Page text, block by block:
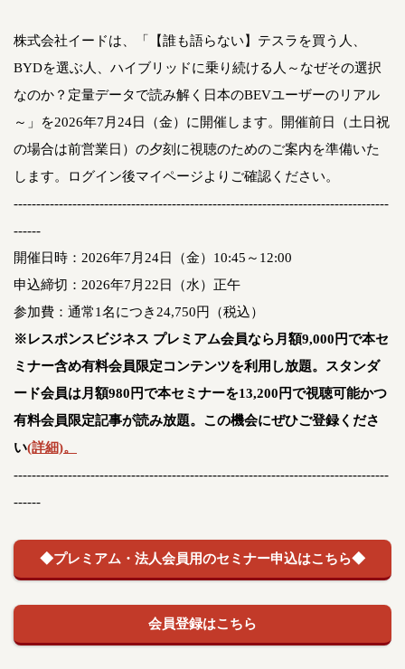
株式会社イードは、「【誰も語らない】テスラを買う人、
BYDを選ぶ人、ハイブリッドに乗り続ける人～なぜその選択
なのか？定量データで読み解く日本のBEVユーザーのリアル
～」を2026年7月24日（金）に開催します。開催前日（土日祝
の場合は前営業日）の夕刻に視聴のためのご案内を準備いた
します。ログイン後マイページよりご確認ください。
-----------------------------------------------------------------------------------
------
開催日時：2026年7月24日（金）10:45～12:00
申込締切：2026年7月22日（水）正午
参加費：通常1名につき24,750円（税込）
※レスポンスビジネス プレミアム会員なら月額9,000円で本セ
ミナー含め有料会員限定コンテンツを利用し放題。スタンダ
ード会員は月額980円で本セミナーを13,200円で視聴可能かつ
有料会員限定記事が読み放題。この機会にぜひご登録くださ
い(詳細)。
-----------------------------------------------------------------------------------
------
◆プレミアム・法人会員用のセミナー申込はこちら◆
会員登録はこちら